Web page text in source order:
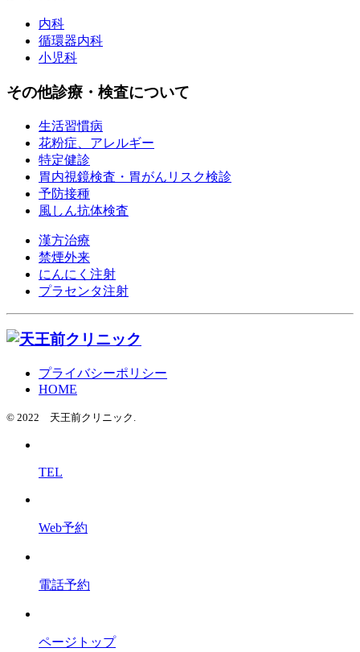
内科
循環器内科
小児科
その他診療・検査について
生活習慣病
花粉症、アレルギー
特定健診
胃内視鏡検査・胃がんリスク検診
予防接種
風しん抗体検査
漢方治療
禁煙外来
にんにく注射
プラセンタ注射
プライバシーポリシー
HOME
© 2022 天王前クリニック.
TEL
Web予約
電話予約
ページトップ